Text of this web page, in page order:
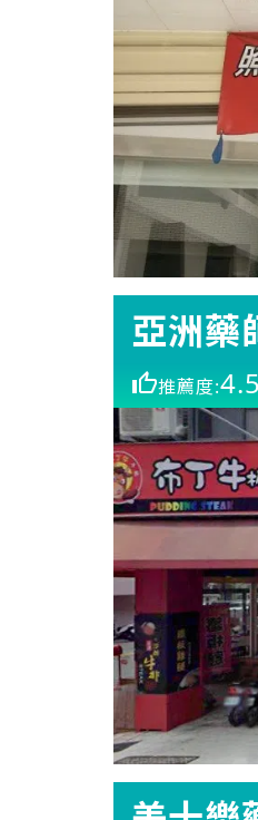
亞洲藥
推薦度:4.5